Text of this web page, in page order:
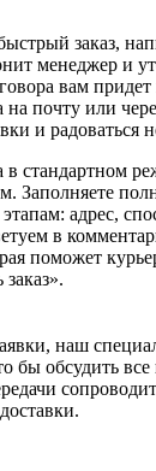
заказ,
менеджер и
вам
на почту или
и радоваться
в стандартном
Заполняете
адрес,
в
поможет
наш
бы обсудить